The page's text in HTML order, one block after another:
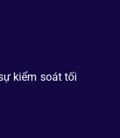
kiểm soát tối